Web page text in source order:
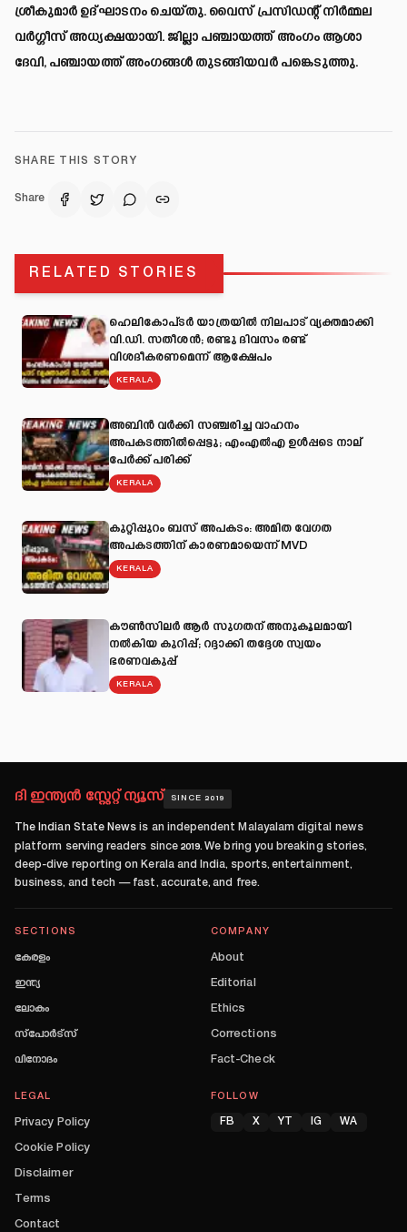
ശ്രീകുമാര്‍ ഉദ്ഘാടനം ചെയ്തു. വൈസ് പ്രസിഡന്റ് നിര്‍മ്മല
വര്‍ഗ്ഗീസ് അധ്യക്ഷയായി. ജില്ലാ പഞ്ചായത്ത് അംഗം ആശാ
ദേവി, പഞ്ചായത്ത് അംഗങ്ങള്‍ തുടങ്ങിയവര്‍ പങ്കെടുത്തു.
SHARE THIS STORY
Share
RELATED STORIES
ഹെലികോപ്ടർ യാത്രയിൽ നിലപാട് വ്യക്തമാക്കി
വി.ഡി. സതീശൻ; രണ്ടു ദിവസം രണ്ട്
വിശദീകരണമെന്ന് ആക്ഷേപം
KERALA
അബിന്‍ വര്‍ക്കി സഞ്ചരിച്ച വാഹനം
അപകടത്തില്‍പ്പെട്ടു; എംഎല്‍എ ഉള്‍പ്പടെ നാല്
പേര്‍ക്ക് പരിക്ക്
KERALA
കുറ്റിപ്പുറം ബസ് അപകടം: അമിത വേഗത
അപകടത്തിന് കാരണമായെന്ന് MVD
KERALA
കൗൺസിലർ ആർ സുഗതന് അനുകൂലമായി
നല്‍കിയ കുറിപ്പ്; റദ്ദാക്കി തദ്ദേശ സ്വയം
ഭരണവകുപ്പ്
KERALA
ദി ഇന്ത്യൻ സ്റ്റേറ്റ് ന്യൂസ് SINCE 2019
The Indian State News is an independent Malayalam digital news
platform serving readers since 2019. We bring you breaking stories,
deep-dive reporting on Kerala and India, sports, entertainment,
business, and tech — fast, accurate, and free.
SECTIONS
കേരളം
ഇന്ത്യ
ലോകം
സ്പോർട്സ്
വിനോദം
COMPANY
About
Editorial
Ethics
Corrections
Fact-Check
LEGAL
Privacy Policy
Cookie Policy
Disclaimer
Terms
Contact
FOLLOW
FB X YT IG WA